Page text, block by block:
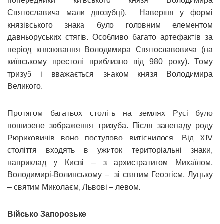
Святославича мали двозубці). Навершя у формі
князівського знака було головним елементом
давньоруських стягів. Особливо багато артефактів за
період князювання Володимира Святославовича (на
київському престолі приблизно від 980 року). Тому
тризуб і вважається знаком князя Володимира
Великого.
Протягом багатьох століть на землях Русі було
поширене зображення тризуба. Після занепаду роду
Рюриковичів воно поступово витіснилося. Від XІV
століття входять в ужиток територіальні знаки,
наприклад у Києві – з архистратигом Михаїлом,
Володимирі-Волинському – зі святим Георгієм, Луцьку
– святим Миколаєм, Львові – левом.
Військо Запорозьке